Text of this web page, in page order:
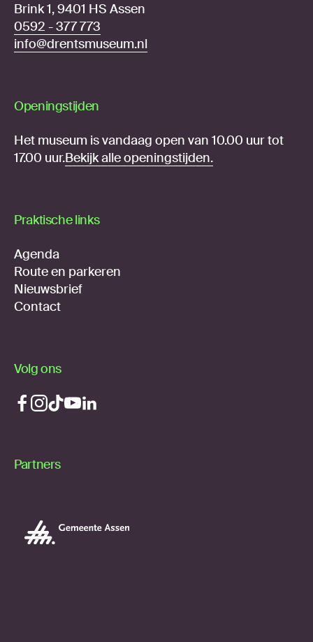
Brink 1, 9401 HS Assen
0592 - 377 773
info@drentsmuseum.nl
Openingstijden
Het museum is vandaag open van 10.00 uur tot
17.00 uur.Bekijk alle openingstijden.
Praktische links
Agenda
Route en parkeren
Nieuwsbrief
Contact
Volg ons
Partners